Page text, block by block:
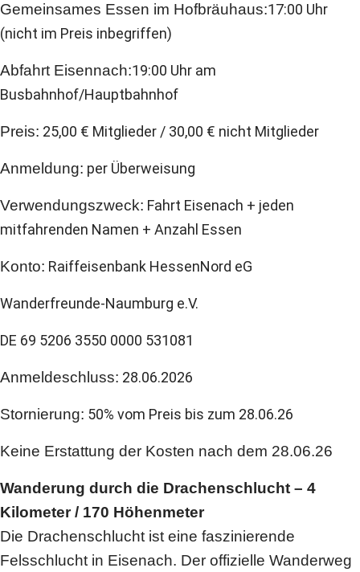
Gemeinsames Essen im Hofbräuhaus:17:00 Uhr
(nicht im Preis inbegriffen)
Abfahrt Eisennach:19:00 Uhr am
Busbahnhof/Hauptbahnhof
Preis: 25,00 € Mitglieder / 30,00 € nicht Mitglieder
Anmeldung: per Überweisung
Verwendungszweck: Fahrt Eisenach + jeden
mitfahrenden Namen + Anzahl Essen
Konto: Raiffeisenbank HessenNord eG
Wanderfreunde-Naumburg e.V.
DE 69 5206 3550 0000 531081
Anmeldeschluss: 28.06.2026
Stornierung: 50% vom Preis bis zum 28.06.26
Keine Erstattung der Kosten nach dem 28.06.26
Wanderung durch die Drachenschlucht – 4
Kilometer / 170 Höhenmeter
Die Drachenschlucht ist eine faszinierende
Felsschlucht in Eisenach. Der offizielle Wanderweg